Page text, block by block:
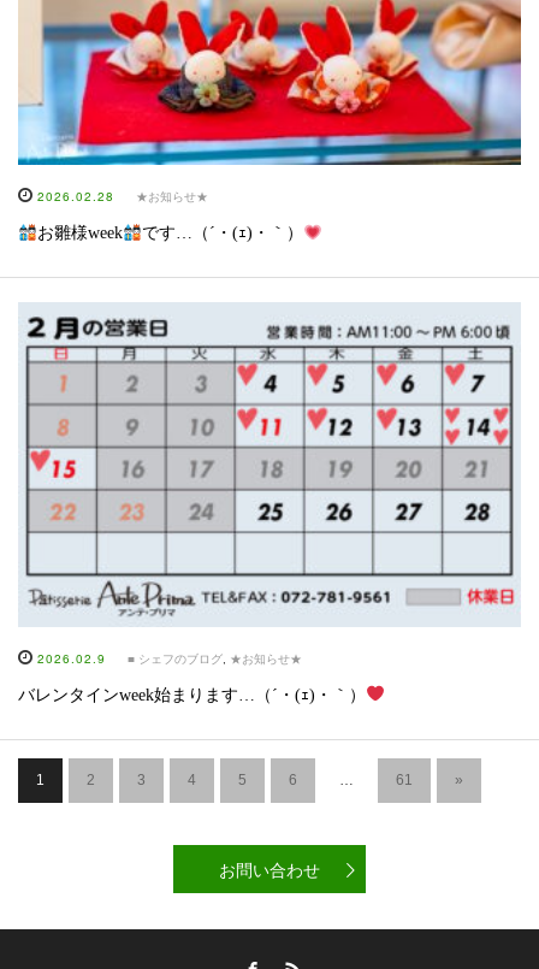
2026.02.28 ★お知らせ★
お雛様week です…（´・(ｪ)・｀）
2026.02.9 ■ シェフのブログ ★お知らせ★
バレンタインweek始まります…（´・(ｪ)・｀）
1 2 3 4 5 6 … 61 »
お問い合わせ